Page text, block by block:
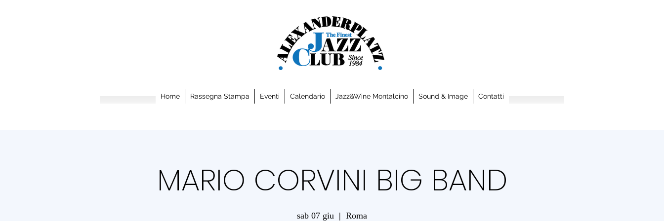
Home Rassegna Stampa Eventi Calendario Jazz&Wine Montalcino Sound & Image Contatti
MARIO CORVINI BIG BAND
sab 07 giu
  |
Roma